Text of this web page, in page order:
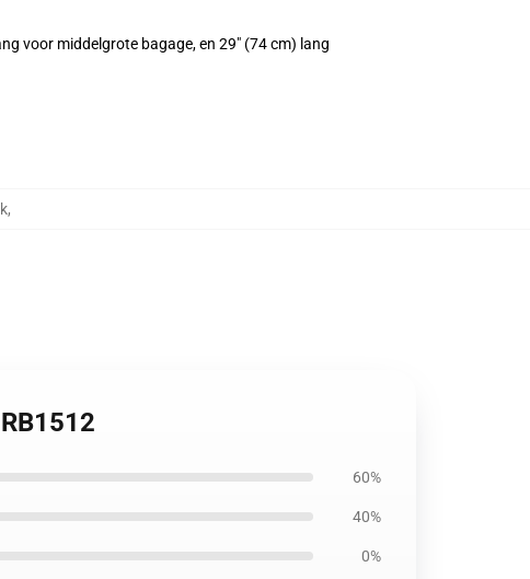
voor middelgrote bagage, en 29" (74 cm) lang
,
60%
40%
0%